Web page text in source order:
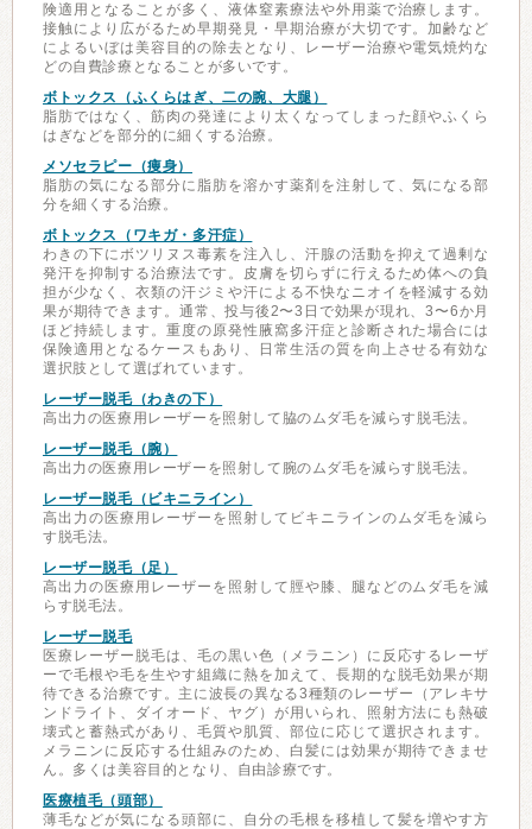
険適用となることが多く、液体窒素療法や外用薬で治療します。
接触により広がるため早期発見・早期治療が大切です。加齢など
によるいぼは美容目的の除去となり、レーザー治療や電気焼灼な
どの自費診療となることが多いです。
ボトックス（ふくらはぎ、二の腕、大腿）
脂肪ではなく、筋肉の発達により太くなってしまった顔やふくら
はぎなどを部分的に細くする治療。
メソセラピー（痩身）
脂肪の気になる部分に脂肪を溶かす薬剤を注射して、気になる部
分を細くする治療。
ボトックス（ワキガ・多汗症）
わきの下にボツリヌス毒素を注入し、汗腺の活動を抑えて過剰な
発汗を抑制する治療法です。皮膚を切らずに行えるため体への負
担が少なく、衣類の汗ジミや汗による不快なニオイを軽減する効
果が期待できます。通常、投与後2〜3日で効果が現れ、3〜6か月
ほど持続します。重度の原発性腋窩多汗症と診断された場合には
保険適用となるケースもあり、日常生活の質を向上させる有効な
選択肢として選ばれています。
レーザー脱毛（わきの下）
高出力の医療用レーザーを照射して脇のムダ毛を減らす脱毛法。
レーザー脱毛（腕）
高出力の医療用レーザーを照射して腕のムダ毛を減らす脱毛法。
レーザー脱毛（ビキニライン）
高出力の医療用レーザーを照射してビキニラインのムダ毛を減ら
す脱毛法。
レーザー脱毛（足）
高出力の医療用レーザーを照射して脛や膝、腿などのムダ毛を減
らす脱毛法。
レーザー脱毛
医療レーザー脱毛は、毛の黒い色（メラニン）に反応するレーザ
ーで毛根や毛を生やす組織に熱を加えて、長期的な脱毛効果が期
待できる治療です。主に波長の異なる3種類のレーザー（アレキサ
ンドライト、ダイオード、ヤグ）が用いられ、照射方法にも熱破
壊式と蓄熱式があり、毛質や肌質、部位に応じて選択されます。
メラニンに反応する仕組みのため、白髪には効果が期待できませ
ん。多くは美容目的となり、自由診療です。
医療植毛（頭部）
薄毛などが気になる頭部に、自分の毛根を移植して髪を増やす方